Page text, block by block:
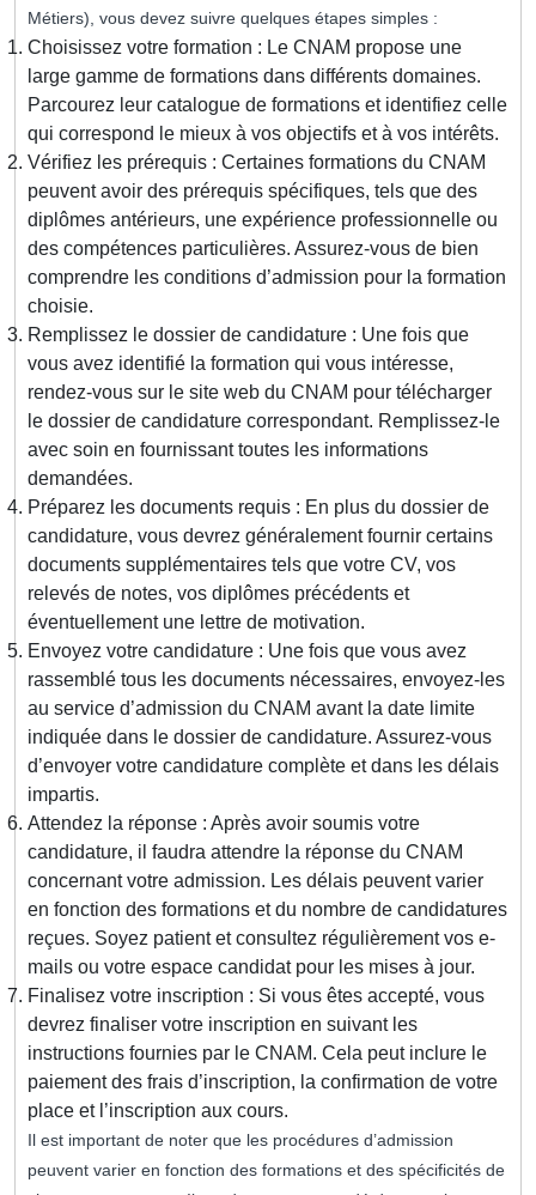
Métiers), vous devez suivre quelques étapes simples :
Choisissez votre formation : Le CNAM propose une
large gamme de formations dans différents domaines.
Parcourez leur catalogue de formations et identifiez celle
qui correspond le mieux à vos objectifs et à vos intérêts.
Vérifiez les prérequis : Certaines formations du CNAM
peuvent avoir des prérequis spécifiques, tels que des
diplômes antérieurs, une expérience professionnelle ou
des compétences particulières. Assurez-vous de bien
comprendre les conditions d’admission pour la formation
choisie.
Remplissez le dossier de candidature : Une fois que
vous avez identifié la formation qui vous intéresse,
rendez-vous sur le site web du CNAM pour télécharger
le dossier de candidature correspondant. Remplissez-le
avec soin en fournissant toutes les informations
demandées.
Préparez les documents requis : En plus du dossier de
candidature, vous devrez généralement fournir certains
documents supplémentaires tels que votre CV, vos
relevés de notes, vos diplômes précédents et
éventuellement une lettre de motivation.
Envoyez votre candidature : Une fois que vous avez
rassemblé tous les documents nécessaires, envoyez-les
au service d’admission du CNAM avant la date limite
indiquée dans le dossier de candidature. Assurez-vous
d’envoyer votre candidature complète et dans les délais
impartis.
Attendez la réponse : Après avoir soumis votre
candidature, il faudra attendre la réponse du CNAM
concernant votre admission. Les délais peuvent varier
en fonction des formations et du nombre de candidatures
reçues. Soyez patient et consultez régulièrement vos e-
mails ou votre espace candidat pour les mises à jour.
Finalisez votre inscription : Si vous êtes accepté, vous
devrez finaliser votre inscription en suivant les
instructions fournies par le CNAM. Cela peut inclure le
paiement des frais d’inscription, la confirmation de votre
place et l’inscription aux cours.
Il est important de noter que les procédures d’admission
peuvent varier en fonction des formations et des spécificités de